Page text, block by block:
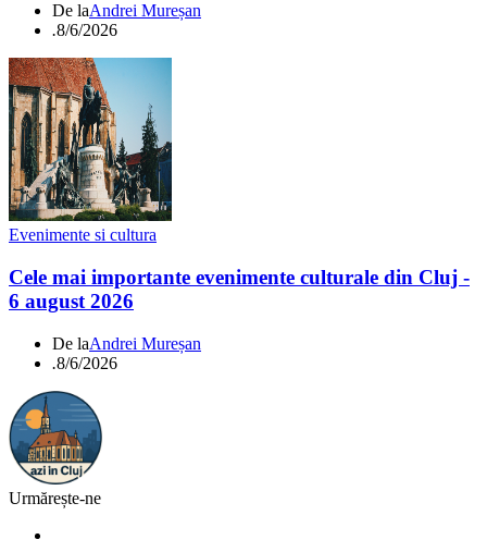
De laAndrei Mureșan
.8/6/2026
Evenimente si cultura
Cele mai importante evenimente culturale din Cluj -
6 august 2026
De laAndrei Mureșan
.8/6/2026
Urmărește-ne